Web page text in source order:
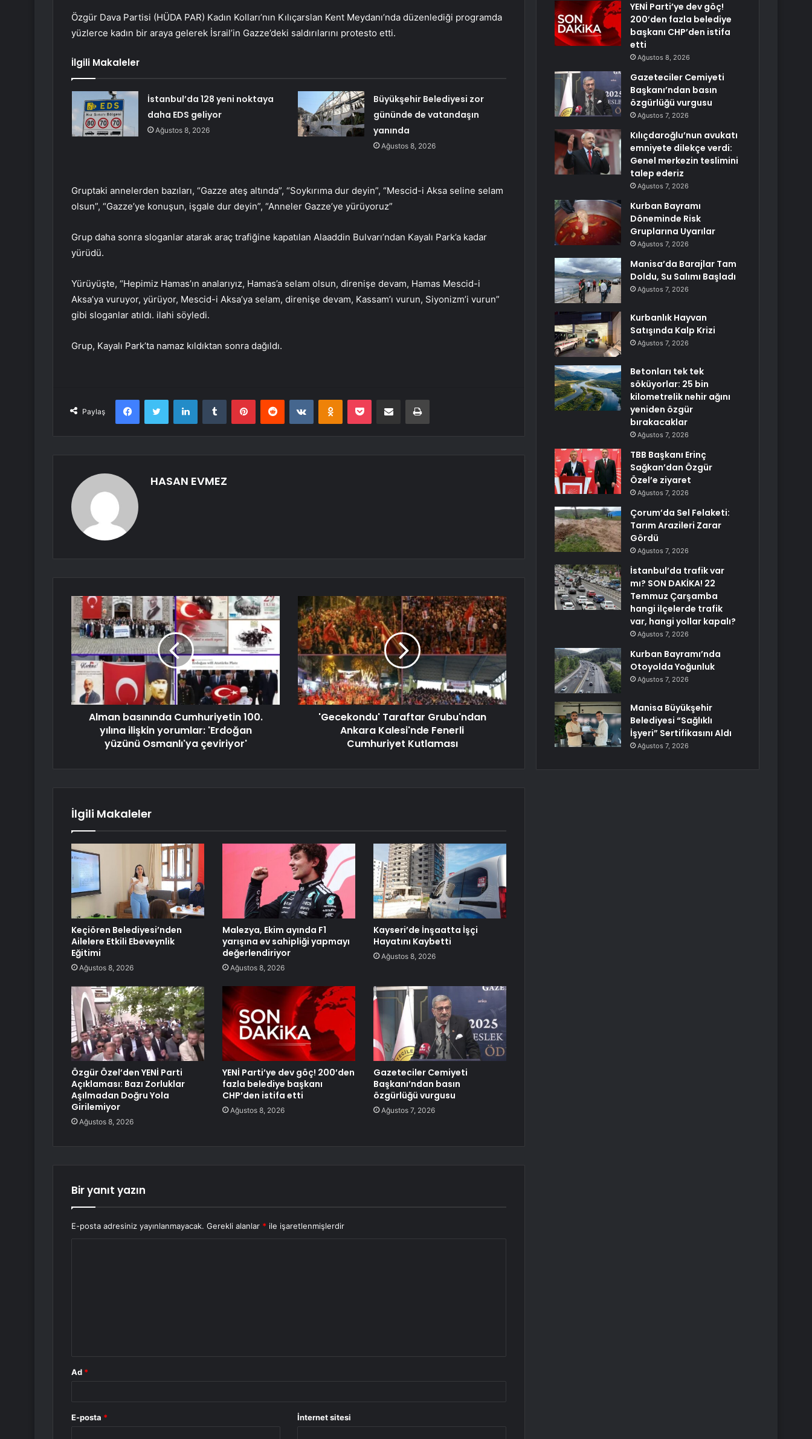
Özgür Dava Partisi (HÜDA PAR) Kadın Kolları’nın Kılıçarslan Kent Meydanı’nda düzenlediği programda
yüzlerce kadın bir araya gelerek İsrail’in Gazze’deki saldırılarını protesto etti.
İlgili Makaleler
İstanbul’da 128 yeni noktaya
daha EDS geliyor
Ağustos 8, 2026
Büyükşehir Belediyesi zor
gününde de vatandaşın
yanında
Ağustos 8, 2026
Gruptaki annelerden bazıları, “Gazze ateş altında”, “Soykırıma dur deyin”, “Mescid-i Aksa seline selam
olsun”, “Gazze’ye konuşun, işgale dur deyin”, “Anneler Gazze’ye yürüyoruz”
Grup daha sonra sloganlar atarak araç trafiğine kapatılan Alaaddin Bulvarı’ndan Kayalı Park’a kadar
yürüdü.
Yürüyüşte, “Hepimiz Hamas’ın analarıyız, Hamas’a selam olsun, direnişe devam, Hamas Mescid-i
Aksa’ya vuruyor, yürüyor, Mescid-i Aksa’ya selam, direnişe devam, Kassam’ı vurun, Siyonizm’i vurun”
gibi sloganlar atıldı. ilahi söyledi.
Grup, Kayalı Park’ta namaz kıldıktan sonra dağıldı.
Paylaş
FacebookTwitter LinkedInTumblr PinterestReddit VKontakteOdnoklassniki
Pocket E-Posta ile paylaş Yazdır
HASAN EVMEZ
Alman basınında Cumhuriyetin 100.
yılına ilişkin yorumlar: 'Erdoğan
yüzünü Osmanlı'ya çeviriyor'
'Gecekondu' Taraftar Grubu'ndan
Ankara Kalesi'nde Fenerli
Cumhuriyet Kutlaması
İlgili Makaleler
Keçiören Belediyesi’nden
Ailelere Etkili Ebeveynlik
Eğitimi
Ağustos 8, 2026
Malezya, Ekim ayında F1
yarışına ev sahipliği yapmayı
değerlendiriyor
Ağustos 8, 2026
Kayseri’de İnşaatta İşçi
Hayatını Kaybetti
Ağustos 8, 2026
Özgür Özel’den YENİ Parti
Açıklaması: Bazı Zorluklar
Aşılmadan Doğru Yola
Girilemiyor
Ağustos 8, 2026
YENİ Parti’ye dev göç! 200’den
fazla belediye başkanı
CHP’den istifa etti
Ağustos 8, 2026
Gazeteciler Cemiyeti
Başkanı’ndan basın
özgürlüğü vurgusu
Ağustos 7, 2026
Bir yanıt yazın
E-posta adresiniz yayınlanmayacak. Gerekli alanlar * ile işaretlenmişlerdir
Ad *
E-posta * İnternet sitesi
YENİ Parti’ye dev göç!
200’den fazla belediye
başkanı CHP’den istifa
etti
Ağustos 8, 2026
Gazeteciler Cemiyeti
Başkanı’ndan basın
özgürlüğü vurgusu
Ağustos 7, 2026
Kılıçdaroğlu’nun avukatı
emniyete dilekçe verdi:
Genel merkezin teslimini
talep ederiz
Ağustos 7, 2026
Kurban Bayramı
Döneminde Risk
Gruplarına Uyarılar
Ağustos 7, 2026
Manisa’da Barajlar Tam
Doldu, Su Salımı Başladı
Ağustos 7, 2026
Kurbanlık Hayvan
Satışında Kalp Krizi
Ağustos 7, 2026
Betonları tek tek
söküyorlar: 25 bin
kilometrelik nehir ağını
yeniden özgür
bırakacaklar
Ağustos 7, 2026
TBB Başkanı Erinç
Sağkan’dan Özgür
Özel’e ziyaret
Ağustos 7, 2026
Çorum’da Sel Felaketi:
Tarım Arazileri Zarar
Gördü
Ağustos 7, 2026
İstanbul’da trafik var
mı? SON DAKİKA! 22
Temmuz Çarşamba
hangi ilçelerde trafik
var, hangi yollar kapalı?
Ağustos 7, 2026
Kurban Bayramı’nda
Otoyolda Yoğunluk
Ağustos 7, 2026
Manisa Büyükşehir
Belediyesi “Sağlıklı
İşyeri” Sertifikasını Aldı
Ağustos 7, 2026